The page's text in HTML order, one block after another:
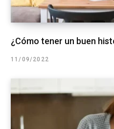
¿Cómo tener un buen
11/09/2022